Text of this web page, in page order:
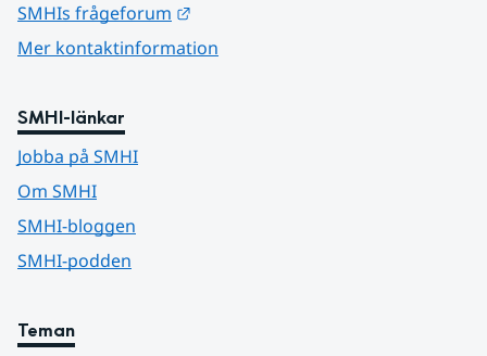
SMHIs frågeforum
Mer kontaktinformation
SMHI-länkar
Jobba på SMHI
Om SMHI
SMHI-bloggen
SMHI-podden
Teman